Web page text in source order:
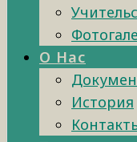
О Нас
История